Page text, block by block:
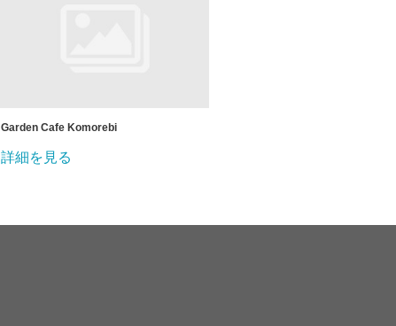
Garden Cafe Komorebi
詳細を見る